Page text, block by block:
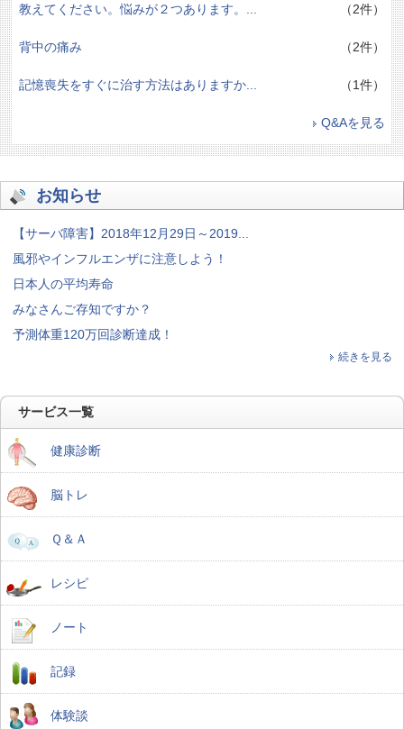
教えてください。悩みが２つあります。... （2件）
背中の痛み （2件）
記憶喪失をすぐに治す方法はありますか... （1件）
Q&Aを見る
お知らせ
【サーバ障害】2018年12月29日～2019...
風邪やインフルエンザに注意しよう！
日本人の平均寿命
みなさんご存知ですか？
予測体重120万回診断達成！
続きを見る
サービス一覧
健康診断
脳トレ
Ｑ＆Ａ
レシピ
ノート
記録
体験談